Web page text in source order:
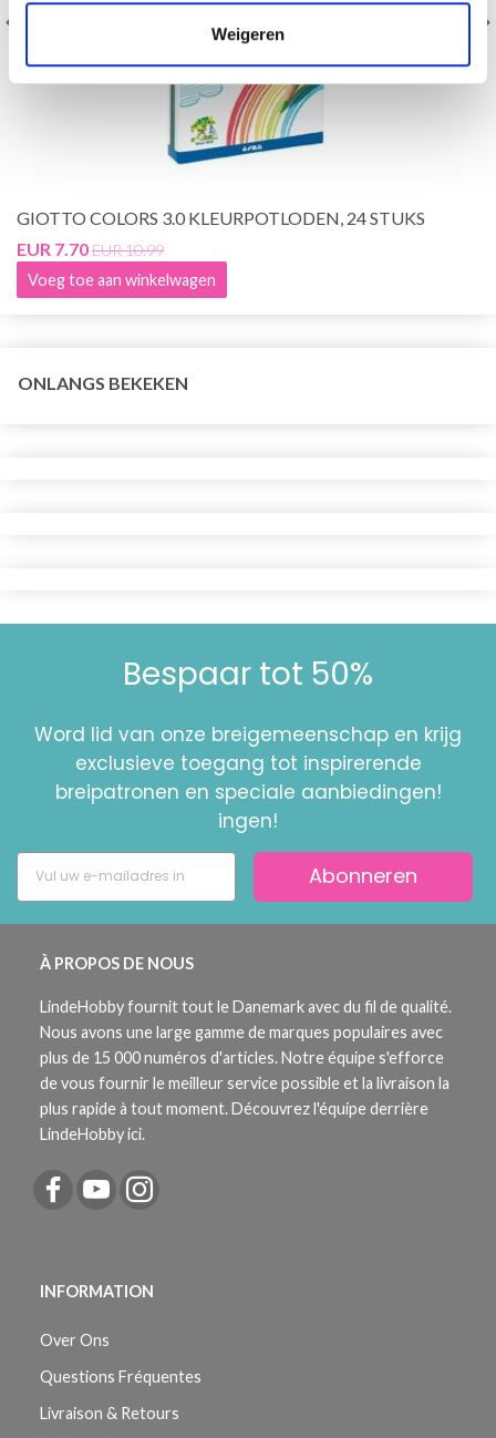
Weigeren
GIOTTO COLORS 3.0 KLEURPOTLODEN, 24 STUKS
EUR 7.70EUR 10.99
Voeg toe aan winkelwagen
ONLANGS BEKEKEN
Bespaar tot 50%
Word lid van onze breigemeenschap en krijg
exclusieve toegang tot inspirerende
breipatronen en speciale aanbiedingen!
ingen!
Abonneren
À PROPOS DE NOUS
LindeHobby fournit tout le Danemark avec du fil de qualité.
Nous avons une large gamme de marques populaires avec
plus de 15 000 numéros d'articles. Notre équipe s'efforce
de vous fournir le meilleur service possible et la livraison la
plus rapide à tout moment. Découvrez l'équipe derrière
LindeHobby ici.
INFORMATION
Over Ons
Questions Fréquentes
Livraison & Retours